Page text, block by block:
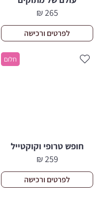
265
₪
לפרטים ורכישה
חלום
חופש טרופי וקוקטייל
259
₪
לפרטים ורכישה